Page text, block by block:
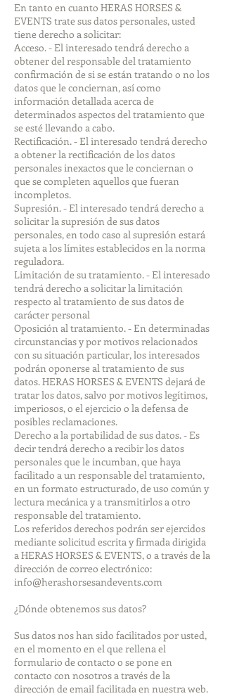
En tanto en cuanto HERAS HORSES &
EVENTS trate sus datos personales, usted
tiene derecho a solicitar:
Acceso. - El interesado tendrá derecho a
obtener del responsable del tratamiento
confirmación de si se están tratando o no los
datos que le conciernan, así como
información detallada acerca de
determinados aspectos del tratamiento que
se esté llevando a cabo.
Rectificación. - El interesado tendrá derecho
a obtener la rectificación de los datos
personales inexactos que le conciernan o
que se completen aquellos que fueran
incompletos.
Supresión. - El interesado tendrá derecho a
solicitar la supresión de sus datos
personales, en todo caso al supresión estará
sujeta a los límites establecidos en la norma
reguladora.
Limitación de su tratamiento. - El interesado
tendrá derecho a solicitar la limitación
respecto al tratamiento de sus datos de
carácter personal
Oposición al tratamiento. - En determinadas
circunstancias y por motivos relacionados
con su situación particular, los interesados
podrán oponerse al tratamiento de sus
datos. HERAS HORSES & EVENTS dejará de
tratar los datos, salvo por motivos legítimos,
imperiosos, o el ejercicio o la defensa de
posibles reclamaciones.
Derecho a la portabilidad de sus datos. - Es
decir tendrá derecho a recibir los datos
personales que le incumban, que haya
facilitado a un responsable del tratamiento,
en un formato estructurado, de uso común y
lectura mecánica y a transmitirlos a otro
responsable del tratamiento.
Los referidos derechos podrán ser ejercidos
mediante solicitud escrita y firmada dirigida
a HERAS HORSES & EVENTS, o a través de la
dirección de correo electrónico:
info@herashorsesandevents.com
¿Dónde obtenemos sus datos?
Sus datos nos han sido facilitados por usted,
en el momento en el que rellena el
formulario de contacto o se pone en
contacto con nosotros a través de la
dirección de email facilitada en nuestra web.